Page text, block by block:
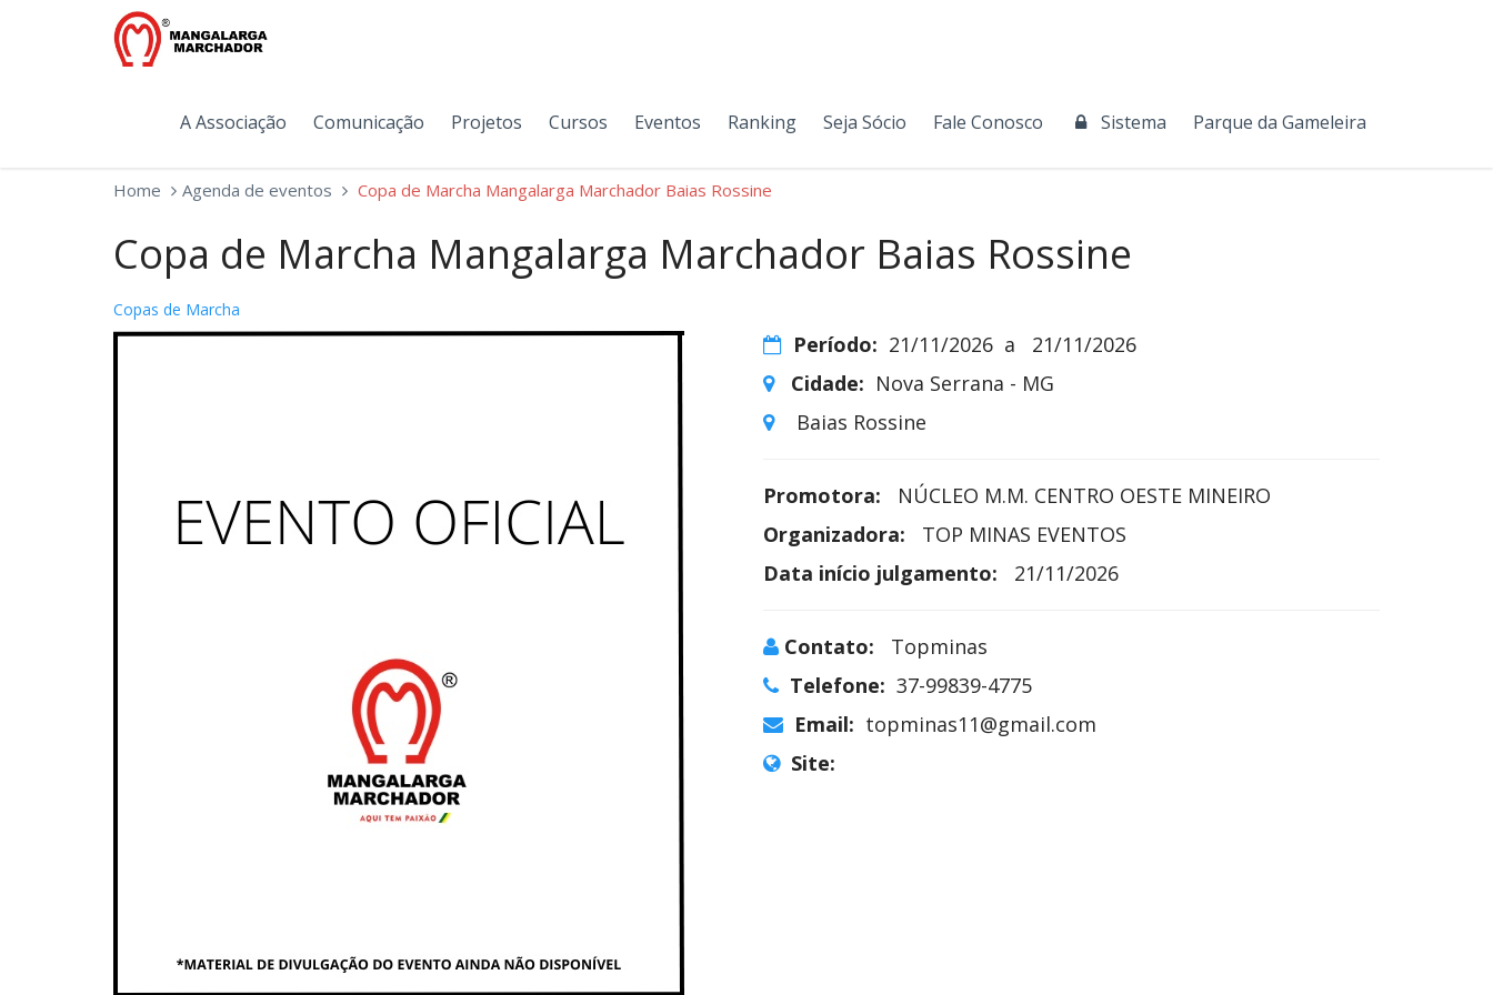
A Associação Comunicação Projetos Cursos Eventos Ranking Seja Sócio Fale Conosco Sistema Parque da Gameleira
Home Agenda de eventos Copa de Marcha Mangalarga Marchador Baias Rossine
Copa de Marcha Mangalarga Marchador Baias Rossine
Copas de Marcha
Período: 21/11/2026 a 21/11/2026
Cidade: Nova Serrana - MG
Baias Rossine
Promotora:
NÚCLEO M.M. CENTRO OESTE MINEIRO
Organizadora:
TOP MINAS EVENTOS
Data início julgamento:
21/11/2026
Contato:
Topminas
Telefone: 37-99839-4775
Email: topminas11@gmail.com
Site: